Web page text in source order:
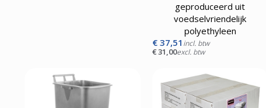
geproduceerd uit
voedselvriendelijk
polyethyleen
€37,51 incl. btw
€31,00excl. btw